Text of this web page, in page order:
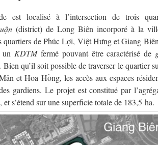
est localisé à l’intersection de trois
(district) de Long Biên incorporé à la
quartiers de Phúc Lợi, Việt Hưng et Giang
unKDTMfermé pouvant être caractérisé de
Bien qu’il soit possible de traverser le quartier
et Hoa Hồng, les accès aux espaces
gardiens. Le projet est constitué par
s’étend sur une superficie totale de 183,5 ha.